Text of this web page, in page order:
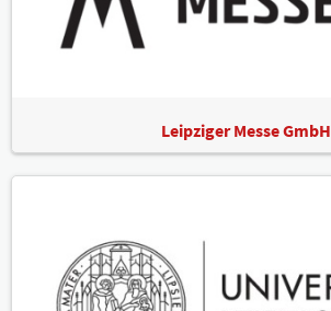
Leipziger Messe GmbH